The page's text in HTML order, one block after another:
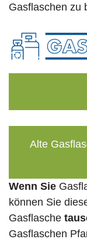
Gasflaschen zu
Alte
Wenn Sie
können Sie
Gasflasche
Gasflaschen